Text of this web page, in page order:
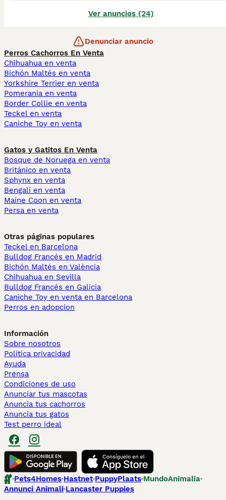
Ver anuncios (24)
Denunciar anuncio
Perros Cachorros En Venta
Chihuahua en venta
Bichón Maltés en venta
Yorkshire Terrier en venta
Pomerania en venta
Border Collie en venta
Teckel en venta
Caniche Toy en venta
Gatos y Gatitos En Venta
Bosque de Noruega en venta
Británico en venta
Sphynx en venta
Bengalí en venta
Maine Coon en venta
Persa en venta
Otras páginas populares
Teckel en Barcelona
Bulldog Francés en Madrid
Bichón Maltés en València
Chihuahua en Sevilla
Bulldog Francés en Galicia
Caniche Toy en venta en Barcelona
Perros en adopcion
Información
Sobre nosotros
Politica privacidad
Ayuda
Prensa
Condiciones de uso
Anunciar tus mascotas
Anuncia tus cachorros
Anuncia tus gatos
Test perro ideal
Pets4Homes Hastnet PuppyPlaats MundoAnimalia
Annunci Animali Lancaster Puppies